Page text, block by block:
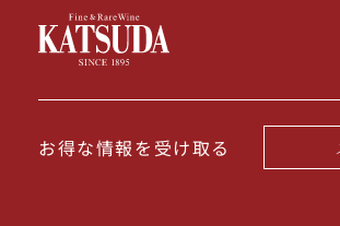
お得な情報を受け取る